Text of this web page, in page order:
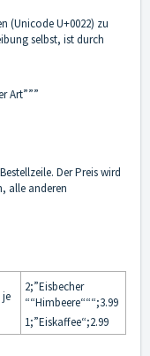
(Unicode U+0022) zu
selbst, ist durch
Art”””
Der Preis wird
alle anderen
je
2;”Eisbecher
““Himbeere“““;3.99
1;”Eiskaffee“;2.99